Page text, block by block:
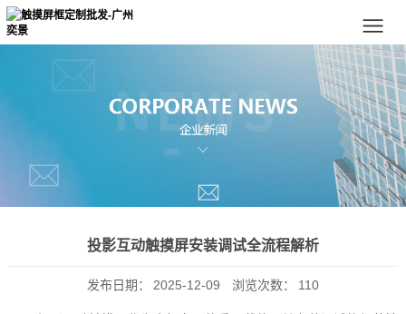
投影互动触摸屏安装调试全流程解析
发布日期： 2025-12-09 浏览次数： 110